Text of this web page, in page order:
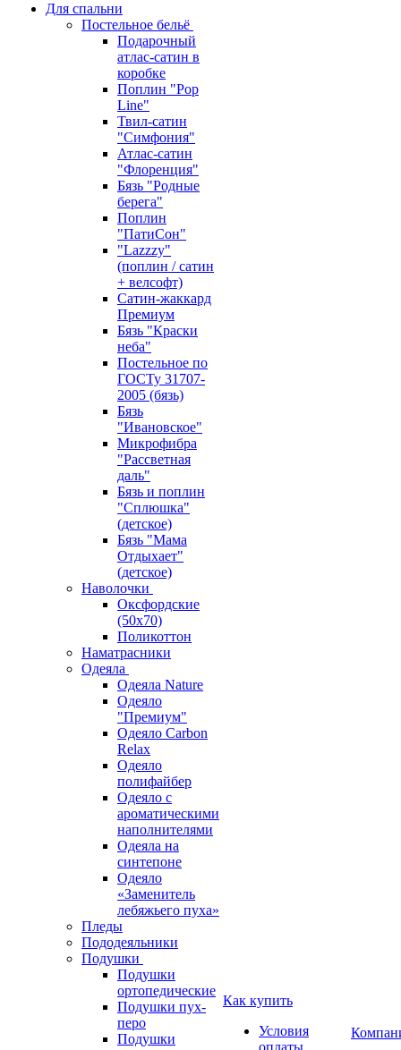
Для спальни
Постельное бельё
Подарочный
атлас-сатин в
коробке
Поплин "Pop
Line"
Твил-сатин
"Симфония"
Атлас-сатин
"Флоренция"
Бязь "Родные
берега"
Поплин
"ПатиСон"
"Lazzzy"
(поплин / сатин
+ велсофт)
Сатин-жаккард
Премиум
Бязь "Краски
неба"
Постельное по
ГОСТу 31707-
2005 (бязь)
Бязь
"Ивановское"
Микрофибра
"Рассветная
даль"
Бязь и поплин
"Сплюшка"
(детское)
Бязь "Мама
Отдыхает"
(детское)
Наволочки
Оксфордские
(50х70)
Поликоттон
Наматрасники
Одеяла
Одеяла Nature
Одеяло
"Премиум"
Одеяло Carbon
Relax
Одеяло
полифайбер
Одеяло с
ароматическими
наполнителями
Одеяла на
синтепоне
Одеяло
«Заменитель
лебяжьего пуха»
Пледы
Пододеяльники
Подушки
Подушки
ортопедические
Подушки пух-
перо
Подушки
Как купить
Условия
оплаты